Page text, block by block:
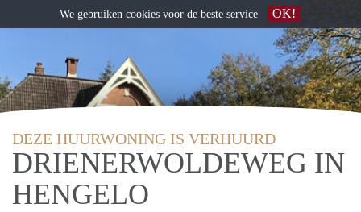
DEZE HUURWONING IS VERHUURD
DRIENERWOLDEWEG IN
HENGELO
We gebruiken cookies voor de beste service OK!